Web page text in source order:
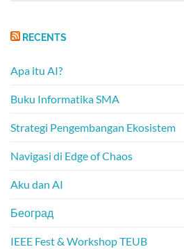
RECENTS
Apa itu AI?
Buku Informatika SMA
Strategi Pengembangan Ekosistem
Navigasi di Edge of Chaos
Aku dan AI
Београд
IEEE Fest & Workshop TEUB